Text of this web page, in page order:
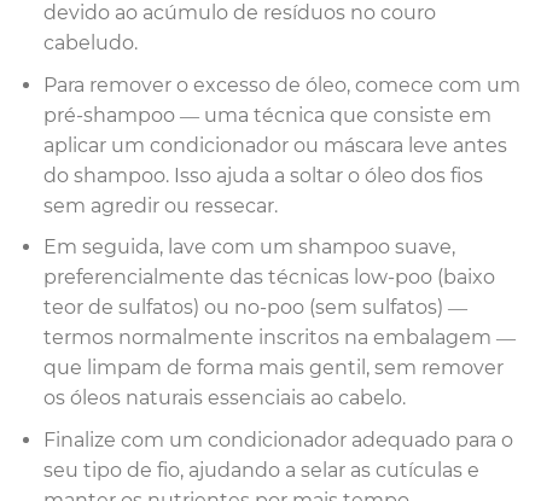
devido ao acúmulo de resíduos no couro
cabeludo.
Para remover o excesso de óleo, comece com um
pré-shampoo — uma técnica que consiste em
aplicar um condicionador ou máscara leve antes
do shampoo. Isso ajuda a soltar o óleo dos fios
sem agredir ou ressecar.
Em seguida, lave com um shampoo suave,
preferencialmente das técnicas low-poo (baixo
teor de sulfatos) ou no-poo (sem sulfatos) —
termos normalmente inscritos na embalagem —
que limpam de forma mais gentil, sem remover
os óleos naturais essenciais ao cabelo.
Finalize com um condicionador adequado para o
seu tipo de fio, ajudando a selar as cutículas e